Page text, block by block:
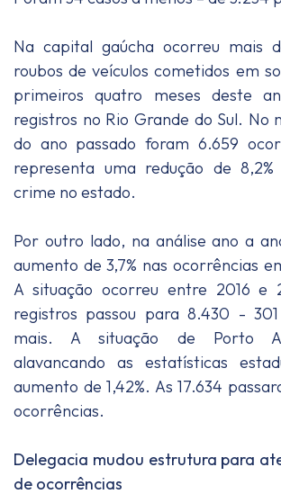
Na capital gaúcha ocorreu mais
roubos de veículos cometidos em
primeiros quatro meses deste
registros no Rio Grande do Sul. No
do ano passado foram 6.659
representa uma redução de
crime no estado.
Por outro lado, na análise ano a
aumento de 3,7% nas ocorrências
A situação ocorreu entre 2016 e
registros passou para 8.430 -
mais. A situação de Porto
alavancando as estatísticas
aumento de 1,42%. As 17.634
ocorrências.
Delegacia mudou estrutura para
de ocorrências